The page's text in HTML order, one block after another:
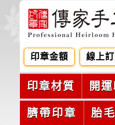
印章金額 線上
印章材質 開
臍帶印章 胎